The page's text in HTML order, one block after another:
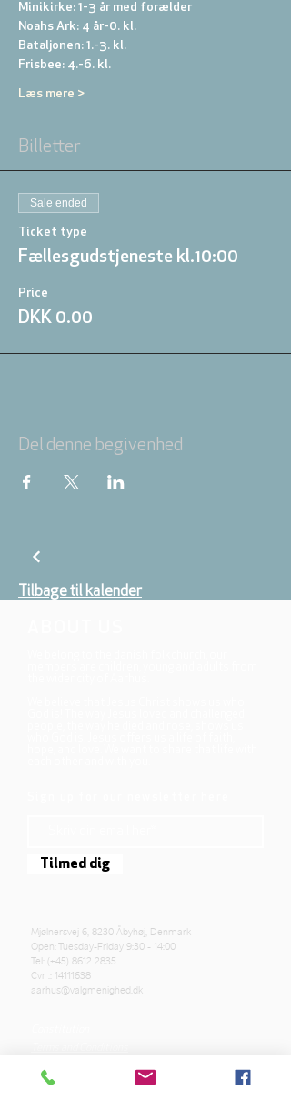
Minikirke: 1-3 år med forælder
Noahs Ark: 4 år-0. kl.
Bataljonen: 1.-3. kl.
Frisbee: 4.-6. kl.
Læs mere >
Billetter
Sale ended
Ticket type
Fællesgudstjeneste kl.10:00
Price
DKK 0.00
Del denne begivenhed
Tilbage til kalender
Tilmed dig
Mjølnersvej 6, 8230 Åbyhøj, Denmark
Open: Tuesday-Friday 9:30 - 14:00
Tel: (+45) 8612 2835
Cvr .: 14111638
aarhus@valgmenighed.dk